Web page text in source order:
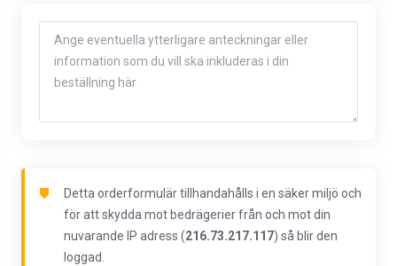
Detta orderformulär tillhandahålls i en säker miljö och
för att skydda mot bedrägerier från och mot din
nuvarande IP adress (216.73.217.117) så blir den
loggad.